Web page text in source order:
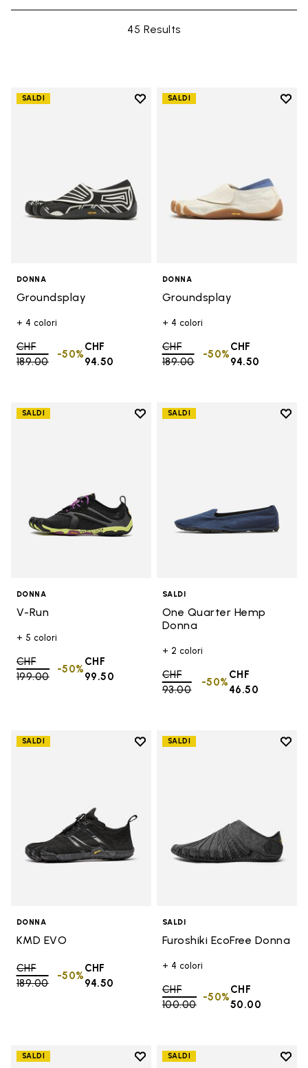
45 Results
SALDI
Add to wishlist
DONNA
Groundsplay
+ 4 colori
Price reduced from
CHF
189.00to
CHF
94.50
-50%
SALDI
Add
DONNA
Groundsplay
+ 4 colori
Price reduced from
CHF
189.00to
CHF
94.50
-50%
SALDI
Add to wishlist
DONNA
V-Run
+ 5 colori
Price reduced from
CHF
199.00to
CHF
99.50
-50%
SALDI
Add
SALDI
One Quarter Hemp
Donna
+ 2 colori
Price reduced from
CHF
93.00to
CHF
46.50
-50%
SALDI
Add to wishlist
DONNA
KMD EVO
Price reduced from
CHF
189.00to
CHF
94.50
-50%
SALDI
Add
SALDI
Furoshiki EcoFree Donna
+ 4 colori
Price reduced from
CHF
100.00to
CHF
50.00
-50%
SALDI
Add to wishlist
SALDI
Add